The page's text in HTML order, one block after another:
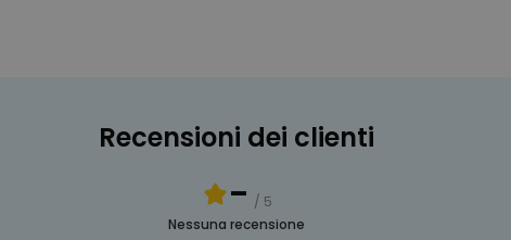
Recensioni dei clienti
- / 5
Nessuna recensione